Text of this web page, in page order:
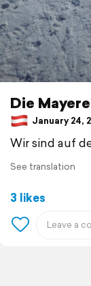
Die
January 24,
Wir sind auf
See translation
3 likes